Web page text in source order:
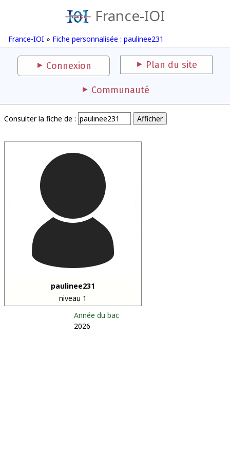
France-IOI
France-IOI » Fiche personnalisée : paulinee231
Connexion Plan du site
Communauté
Consulter la fiche de :
paulinee231
niveau 1
Année du bac
2026